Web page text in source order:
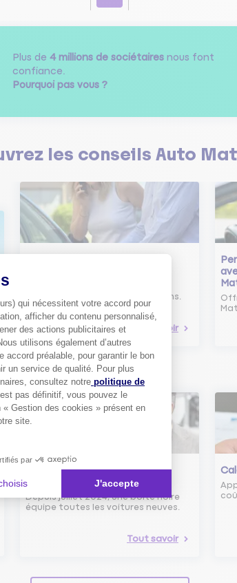
Plus de 4 millions de sociétairesnous font
confiance.
Pourquoi pas vous ?
les conseils Auto
assurance auto selon vos besoins.
Tout savoir
Boîte noire dans les voitures
neuves : de quoi s’agit-il ?
Depuis juillet 2024, une boîte noire
équipe toutes les voitures neuves.
Tout savoir
qui nécessitent votre accord pour
afficher du contenu personnalisé,
des actions publicitaires et
utilisons également d’autres
préalable, pour garantir le bon
un service de qualité. Pour plus
consultez notre politique de
pas définitif, vous pouvez le
Gestion des cookies » présent en
site.
par
J'accepte